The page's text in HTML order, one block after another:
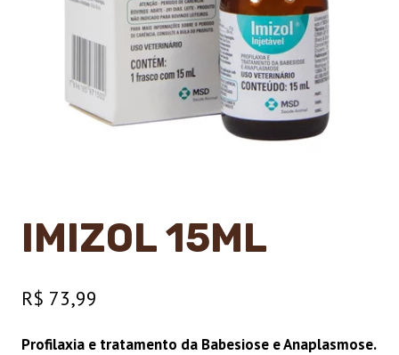
IMIZOL 15ML
R$ 73,99
Profilaxia e tratamento da Babesiose e Anaplasmose.